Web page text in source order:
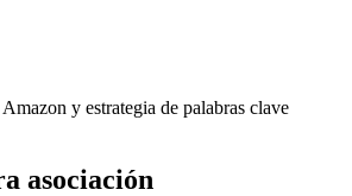
y estrategia de palabras clave
asociación